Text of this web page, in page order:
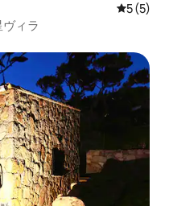
レビュー
5 (5)
ィラ